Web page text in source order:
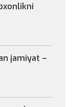
jamiyat –